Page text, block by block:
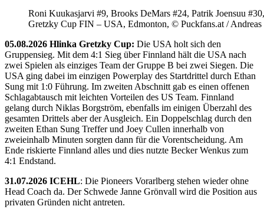
Roni Kuukasjarvi #9, Brooks DeMars #24, Patrik Joensuu
Gretzky Cup FIN – USA, Edmonton, © Puckfans.at / Andreas
05.08.2026 Hlinka Gretzky Cup: Die USA holt sich den
Gruppensieg. Mit dem 4:1 Sieg über Finnland hält die USA nach
zwei Spielen als einziges Team der Gruppe B bei zwei Siegen. Die
USA ging dabei im einzigen Powerplay des Startdrittel durch Ethan
Sung mit 1:0 Führung. Im zweiten Abschnitt gab es einen offenen
Schlagabtausch mit leichten Vorteilen des US Team. Finnland
gelang durch Niklas Borgström, ebenfalls im einigen Überzahl des
gesamten Drittels aber der Ausgleich. Ein Doppelschlag durch den
zweiten Ethan Sung Treffer und Joey Cullen innerhalb von
zweieinhalb Minuten sorgten dann für die Vorentscheidung. Am
Ende riskierte Finnland alles und dies nutzte Becker Wenkus zum
4:1 Endstand.
31.07.2026 ICEHL: Die Pioneers Vorarlberg stehen wieder ohne
Head Coach da. Der Schwede Janne Grönvall wird die Position aus
privaten Gründen nicht antreten.